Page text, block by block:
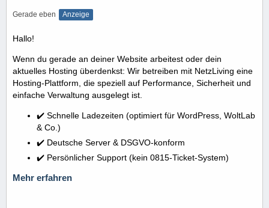
Gerade eben Anzeige
Hallo!
Wenn du gerade an deiner Website arbeitest oder dein
aktuelles Hosting überdenkst: Wir betreiben mit NetzLiving eine
Hosting-Plattform, die speziell auf Performance, Sicherheit und
einfache Verwaltung ausgelegt ist.
✔️ Schnelle Ladezeiten (optimiert für WordPress, WoltLab
& Co.)
✔️ Deutsche Server & DSGVO-konform
✔️ Persönlicher Support (kein 0815-Ticket-System)
Mehr erfahren